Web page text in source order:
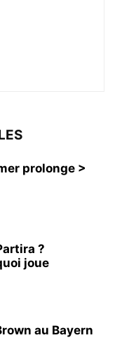
prolonge >
?
joue
au Bayern